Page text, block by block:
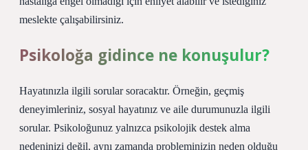
meslekte çalışabilirsiniz.
Psikoloğa gidince ne konuşulur?
Hayatınızla ilgili sorular soracaktır. Örneğin, geçmiş
deneyimleriniz, sosyal hayatınız ve aile durumunuzla ilgili
sorular. Psikoloğunuz yalnızca psikolojik destek alma
nedeninizi değil, aynı zamanda probleminizin neden olduğu